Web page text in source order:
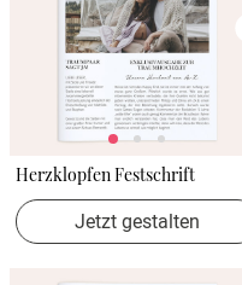
Herzklopfen Festschrift
Jetzt gestalten